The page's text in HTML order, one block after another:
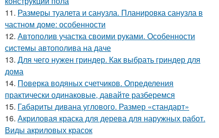
11. Размеры туалета и санузла. Планировка санузла в
частном доме: особенности
12. Автополив участка своими руками. Особенности
системы автополива на даче
13. Для чего нужен гриндер. Как выбрать гриндер для
дома
14. Поверка водяных счетчиков. Определения
практически одинаковые, давайте разберемся
15. Габариты дивана углового. Размер «стандарт»
16. Акриловая краска для дерева для наружных работ.
Виды акриловых красок